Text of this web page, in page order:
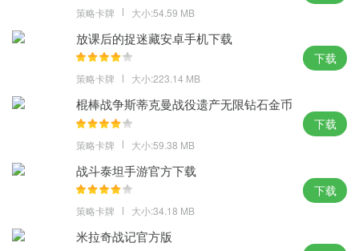
策略卡牌 大小:54.59 MB
放课后的捉迷藏安卓手机下载
策略卡牌 大小:223.14 MB
下载
棍棒战争斯蒂克曼战役遗产无限钻石金币
策略卡牌 大小:59.38 MB
下载
战斗泰坦手游官方下载
策略卡牌 大小:34.18 MB
下载
米拉奇战记官方版